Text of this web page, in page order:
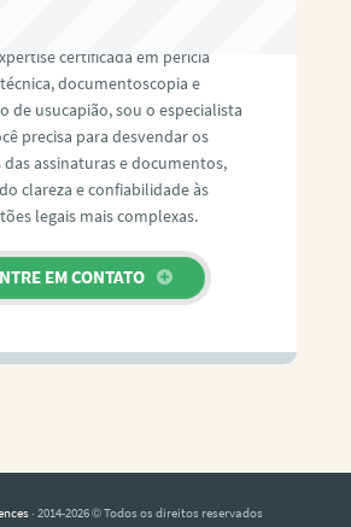
certificada em perícia
documentoscopia e
de usucapião, sou o especialista
precisa para desvendar os
das assinaturas e documentos,
clareza e confiabilidade às
legais mais complexas.
EM CONTATO
· 2014-2026 © Todos os direitos reservados